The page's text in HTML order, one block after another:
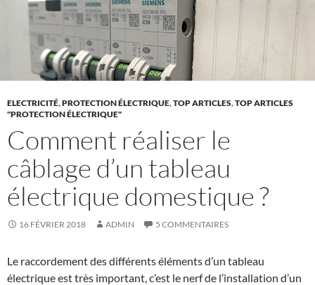
ELECTRICITÉ,PROTECTION ÉLECTRIQUE,TOP ARTICLES,TOP ARTICLES
"PROTECTION ÉLECTRIQUE"
Comment réaliser le
câblage d’un tableau
électrique domestique ?
16 FÉVRIER 2018 ADMIN 5 COMMENTAIRES
Le raccordement des différents éléments d’un tableau
électrique est très important, c’est le nerf de l’installation d’un